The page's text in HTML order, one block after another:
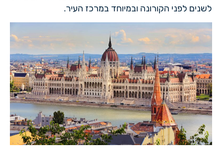
לשנים לפני הקורונה ובמיוחד במרכז העיר.